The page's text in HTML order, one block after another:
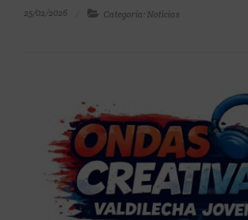
25/02/2026 Categoría: Noticias